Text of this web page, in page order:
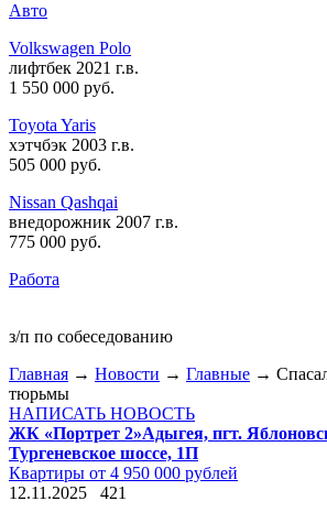
Авто
Volkswagen Polo
лифтбек 2021 г.в.
1 550 000 руб.
Toyota Yaris
хэтчбэк 2003 г.в.
505 000 руб.
Nissan Qashqai
внедорожник 2007 г.в.
775 000 руб.
Работа
з/п по собеседованию
Главная → Новости → Главные →
тюрьмы
НАПИСАТЬ НОВОСТЬ
ЖК «Портрет 2»Адыгея, пгт.
Тургеневское шоссе, 1П
Квартиры от 4 950 000 рублей
12.11.2025
421